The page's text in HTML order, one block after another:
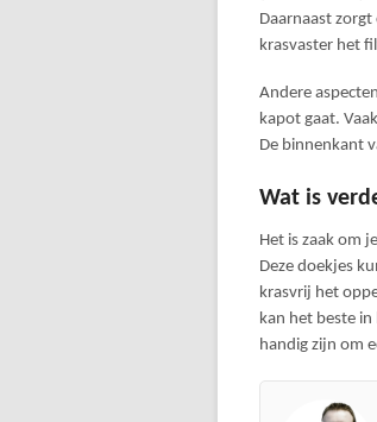
Daarnaast
krasvaster het
Andere
kapot gaat.
De binnenkant
Wat is
Het is zaak om
Deze doekjes
krasvrij het
kan het beste
handig zijn om